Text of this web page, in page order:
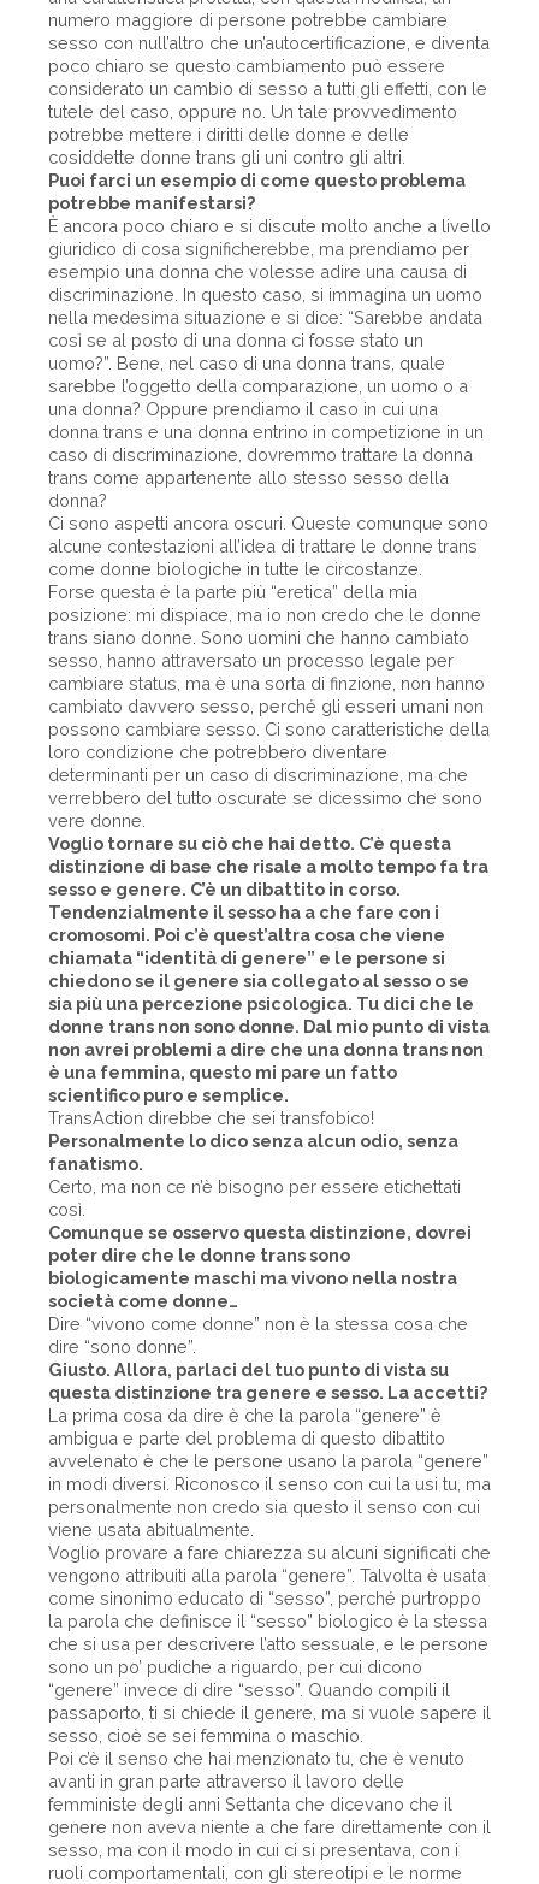
numero maggiore di persone potrebbe cambiare
sesso con null’altro che un’autocertificazione, e diventa
poco chiaro se questo cambiamento può essere
considerato un cambio di sesso a tutti gli effetti, con le
tutele del caso, oppure no. Un tale provvedimento
potrebbe mettere i diritti delle donne e delle
cosiddette donne trans gli uni contro gli altri.
Puoi farci un esempio di come questo problema
potrebbe manifestarsi?
È ancora poco chiaro e si discute molto anche a livello
giuridico di cosa significherebbe, ma prendiamo per
esempio una donna che volesse adire una causa di
discriminazione. In questo caso, si immagina un uomo
nella medesima situazione e si dice: “Sarebbe andata
così se al posto di una donna ci fosse stato un
uomo?”. Bene, nel caso di una donna trans, quale
sarebbe l’oggetto della comparazione, un uomo o a
una donna? Oppure prendiamo il caso in cui una
donna trans e una donna entrino in competizione in un
caso di discriminazione, dovremmo trattare la donna
trans come appartenente allo stesso sesso della
donna?
Ci sono aspetti ancora oscuri. Queste comunque sono
alcune contestazioni all’idea di trattare le donne trans
come donne biologiche in tutte le circostanze.
Forse questa è la parte più “eretica” della mia
posizione: mi dispiace, ma io non credo che le donne
trans siano donne. Sono uomini che hanno cambiato
sesso, hanno attraversato un processo legale per
cambiare status, ma è una sorta di finzione, non hanno
cambiato davvero sesso, perché gli esseri umani non
possono cambiare sesso. Ci sono caratteristiche della
loro condizione che potrebbero diventare
determinanti per un caso di discriminazione, ma che
verrebbero del tutto oscurate se dicessimo che sono
vere donne.
Voglio tornare su ciò che hai detto. C’è questa
distinzione di base che risale a molto tempo fa tra
sesso e genere. C’è un dibattito in corso.
Tendenzialmente il sesso ha a che fare con i
cromosomi. Poi c’è quest’altra cosa che viene
chiamata “identità di genere” e le persone si
chiedono se il genere sia collegato al sesso o se
sia più una percezione psicologica. Tu dici che le
donne trans non sono donne. Dal mio punto di vista
non avrei problemi a dire che una donna trans non
è una femmina, questo mi pare un fatto
scientifico puro e semplice.
TransAction direbbe che sei transfobico!
Personalmente lo dico senza alcun odio, senza
fanatismo.
Certo, ma non ce n’è bisogno per essere etichettati
così.
Comunque se osservo questa distinzione, dovrei
poter dire che le donne trans sono
biologicamente maschi ma vivono nella nostra
società come donne…
Dire “vivono come donne” non è la stessa cosa che
dire “sono donne”.
Giusto. Allora, parlaci del tuo punto di vista su
questa distinzione tra genere e sesso. La accetti?
La prima cosa da dire è che la parola “genere” è
ambigua e parte del problema di questo dibattito
avvelenato è che le persone usano la parola “genere”
in modi diversi. Riconosco il senso con cui la usi tu, ma
personalmente non credo sia questo il senso con cui
viene usata abitualmente.
Voglio provare a fare chiarezza su alcuni significati che
vengono attribuiti alla parola “genere”. Talvolta è usata
come sinonimo educato di “sesso”, perché purtroppo
la parola che definisce il “sesso” biologico è la stessa
che si usa per descrivere l’atto sessuale, e le persone
sono un po’ pudiche a riguardo, per cui dicono
“genere” invece di dire “sesso”. Quando compili il
passaporto, ti si chiede il genere, ma si vuole sapere il
sesso, cioè se sei femmina o maschio.
Poi c’è il senso che hai menzionato tu, che è venuto
avanti in gran parte attraverso il lavoro delle
femministe degli anni Settanta che dicevano che il
genere non aveva niente a che fare direttamente con il
sesso, ma con il modo in cui ci si presentava, con i
ruoli comportamentali, con gli stereotipi e le norme